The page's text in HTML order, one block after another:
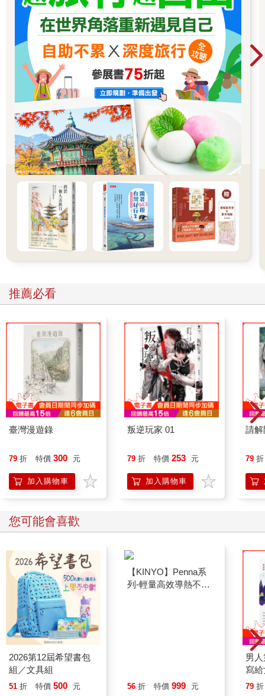
推薦必看
臺灣漫遊錄
79 折 特價 300 元
加入購物車
叛逆玩家 01
79 折 特價 253 元
加入購物車
請解
79 折
您可能會喜歡
2026第12屆希望書包
組／文具組
51 折 特價 500 元
平煎鍋30cm
56 折 特價 999 元
男
寫
79 折